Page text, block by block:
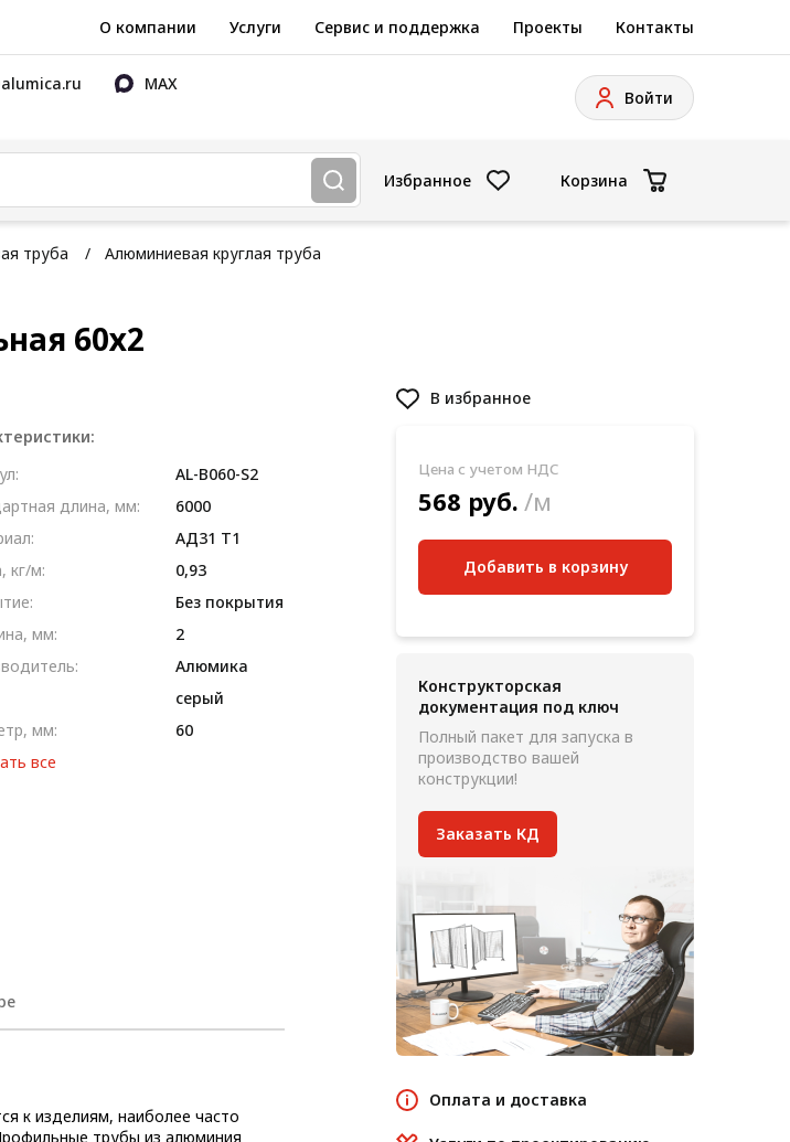
О компании Услуги Сервис и поддержка Проекты Контакты
MAX
Войти
Избранное Корзина
труба
Алюминиевая круглая труба
60х2
к изделиям, наиболее часто
трубы из алюминия
AL-B060-S2
длина, мм:
6000
AД31 T1
кг/м:
0,93
Без покрытия
мм:
2
Алюмика
серый
мм:
60
все
В избранное
Цена с учетом НДС
568 руб. /м
Добавить в корзину
Конструкторская
документация под ключ
Полный пакет для запуска в
производство вашей
конструкции!
Заказать КД
Оплата и доставка